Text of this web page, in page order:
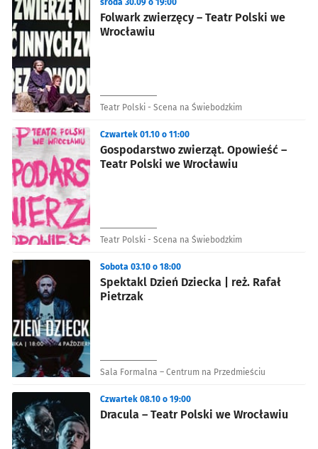
Folwark zwierzęcy – Teatr Polski we
Wrocławiu
środa 30.09 o 19:00
Teatr Polski - Scena na Świebodzkim
Gospodarstwo zwierząt. Opowieść –
Teatr Polski we Wrocławiu
Czwartek 01.10 o 11:00
Teatr Polski - Scena na Świebodzkim
Spektakl Dzień Dziecka | reż. Rafał
Pietrzak
Sobota 03.10 o 18:00
Sala Formalna – Centrum na Przedmieściu
Dracula – Teatr Polski we Wrocławiu
Czwartek 08.10 o 19:00